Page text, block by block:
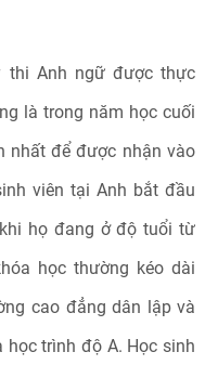
thi Anh ngữ được thực
là trong năm học cuối
nhất để được nhận vào
viên tại Anh bắt đầu
họ đang ở độ tuổi từ
học thường kéo dài
cao đẳng dân lập và
trình độ A. Học sinh